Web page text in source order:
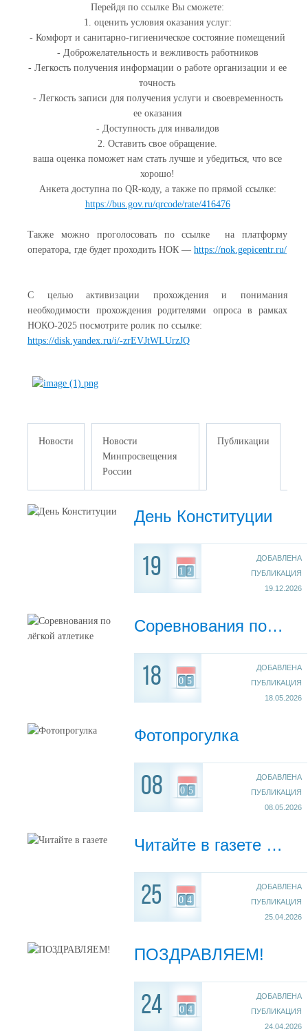
Перейдя по ссылке Вы сможете:
1. оценить условия оказания услуг:
- Комфорт и санитарно-гигиеническое состояние помещений
- Доброжелательность и вежливость работников
- Легкость получения информации о работе организации и ее
точность
- Легкость записи для получения услуги и своевременность
ее оказания
- Доступность для инвалидов
2. Оставить свое обращение.
ваша оценка поможет нам стать лучше и убедиться, что все
хорошо!
Анкета доступна по QR-коду, а также по прямой ссылке:
https://bus.gov.ru/qrcode/rate/416476
Также можно проголосовать по ссылке на платформу
оператора, где будет проходить НОК — https://nok.gepicentr.ru/
С целью активизации прохождения и понимания
необходимости прохождения родителями опроса в рамках
НОКО-2025 посмотрите ролик по ссылке:
https://disk.yandex.ru/i/-zrEVJtWLUrzJQ
Новости
Новости
Минпросвещения
России
Публикации
День Конституции
19 12
ДОБАВЛЕНА
ПУБЛИКАЦИЯ
19.12.2026
Соревнования по лёгкой атлетике
18 05
ДОБАВЛЕНА
ПУБЛИКАЦИЯ
18.05.2026
Фотопрогулка
08 05
ДОБАВЛЕНА
ПУБЛИКАЦИЯ
08.05.2026
Читайте в газете "Восточная провинция"
25 04
ДОБАВЛЕНА
ПУБЛИКАЦИЯ
25.04.2026
ПОЗДРАВЛЯЕМ!
24 04
ДОБАВЛЕНА
ПУБЛИКАЦИЯ
24.04.2026